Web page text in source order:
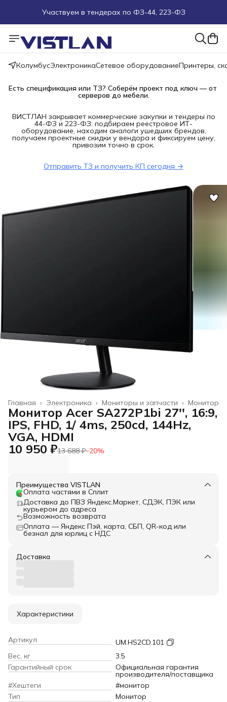
Пуско-наладочные работы
Более 100 000 позиций в наличии и под заказ
КолумбусЭлектроникаСетевое оборудованиеПринтеры,
Есть спецификация или ТЗ? Соберём проект под ключ — от
серверов до мебели.
ВИСТЛАН закрывает коммерческие закупки и тендеры по
44-ФЗ и 223-ФЗ: подбираем реестровое ИТ-
оборудование, находим аналоги ушедших брендов,
получаем проектные скидки у вендора и фиксируем цену,
привозим точно в срок.
Отправить ТЗ и получить КП сегодня →
Монитор
Мониторы и запчасти ›
Электроника ›
Главная ›
Монитор Acer SA272P1bi 27'', 16:9,
IPS, FHD, 1/ 4ms, 250cd, 144Hz,
VGA, HDMI
10 950 ₽13 688 ₽−20%
Преимущества VISTLAN
Оплата частями в Сплит
Доставка до ПВЗ Яндекс.Маркет, СДЭК, ПЭК или
курьером до адреса
Возможность возврата
Оплата — Яндекс Пэй, карта, СБП, QR-код или
безнал для юрлиц с НДС
Доставка
Характеристики
Артикул
UM.HS2CD.101
Вес, кг
3.5
Гарантийный срок
Официальная гарантия
производителя/поставщика
#Хештеги
#монитор
Тип
Монитор